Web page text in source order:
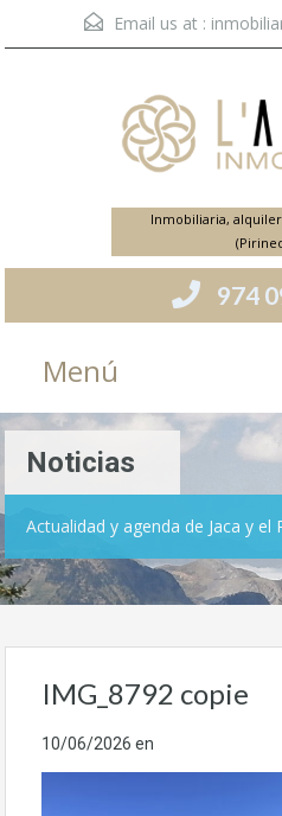
Email us at :
Inmobiliaria, alquiler
974
Menú
Noticias
Actualidad y agenda de Jaca y el
IMG_8792 copie
10/06/2026 en